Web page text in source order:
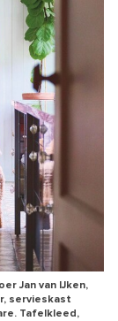
Jan van IJken,
servieskast
Tafelkleed,